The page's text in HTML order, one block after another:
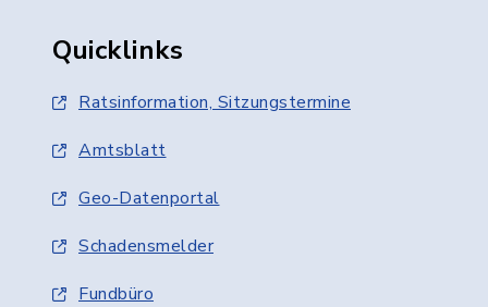
Quicklinks
Ratsinformation, Sitzungstermine
Amtsblatt
Geo-Datenportal
Schadensmelder
Fundbüro